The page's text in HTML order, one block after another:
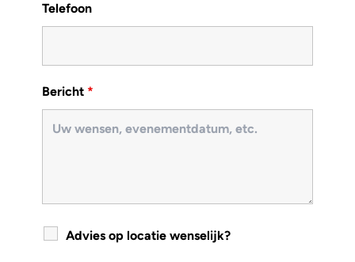
Telefoon
Bericht *
Advies op locatie wenselijk?